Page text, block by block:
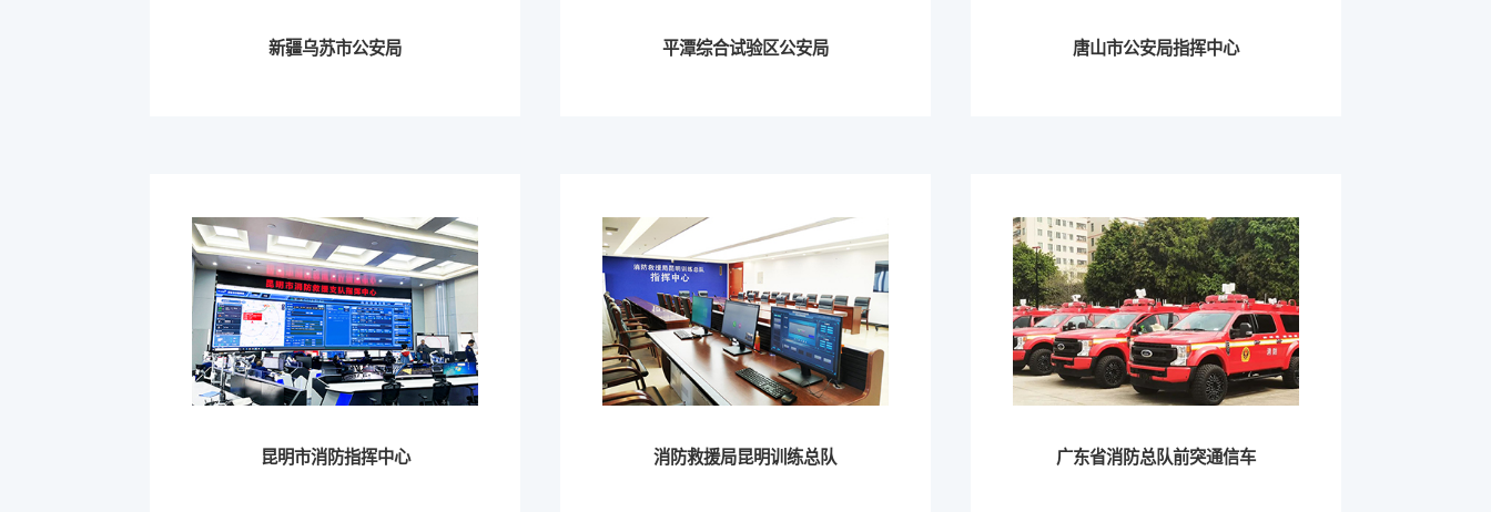
新疆乌苏市公安局 平潭综合试验区公安局 唐山市公安局指挥中心
昆明市消防指挥中心 消防救援局昆明训练总队 广东省消防总队前突通信车